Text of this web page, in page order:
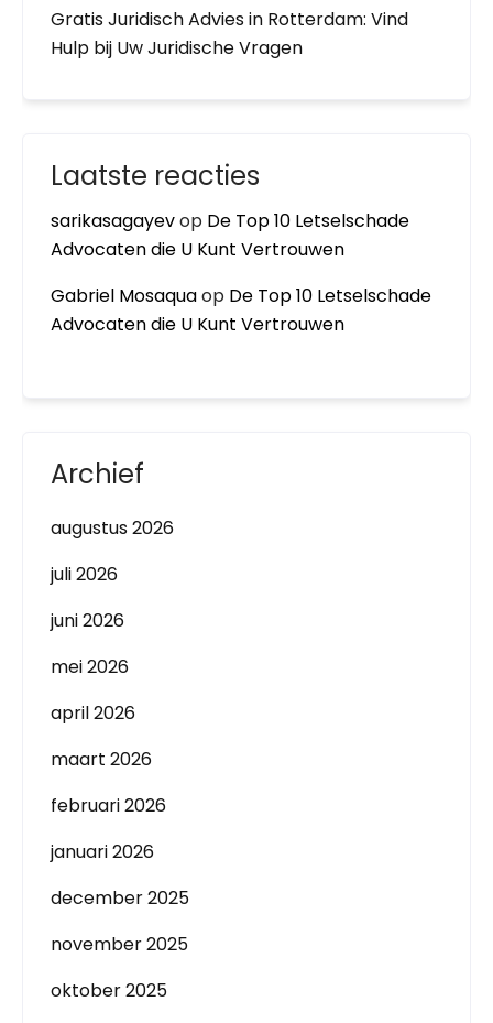
Gratis Juridisch Advies in Rotterdam: Vind
Hulp bij Uw Juridische Vragen
Laatste reacties
sarikasagayevop De Top 10 Letselschade
Advocaten die U Kunt Vertrouwen
Gabriel Mosaquaop De Top 10 Letselschade
Advocaten die U Kunt Vertrouwen
Archief
augustus 2026
juli 2026
juni 2026
mei 2026
april 2026
maart 2026
februari 2026
januari 2026
december 2025
november 2025
oktober 2025